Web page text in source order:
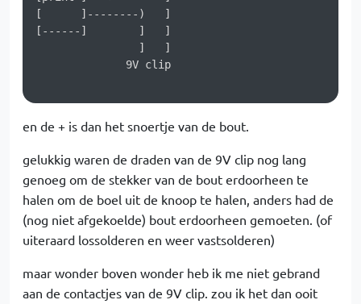
[      ]--------)   ]
[------]        ]   ]
                ]   ]
              9V clip
en de + is dan het snoertje van de bout.
gelukkig waren de draden van de 9V clip nog lang
genoeg om de stekker van de bout erdoorheen te
halen om de boel uit de knoop te halen, anders had de
(nog niet afgekoelde) bout erdoorheen gemoeten. (of
uiteraard lossolderen en weer vastsolderen)
maar wonder boven wonder heb ik me niet gebrand
aan de contactjes van de 9V clip. zou ik het dan ooit